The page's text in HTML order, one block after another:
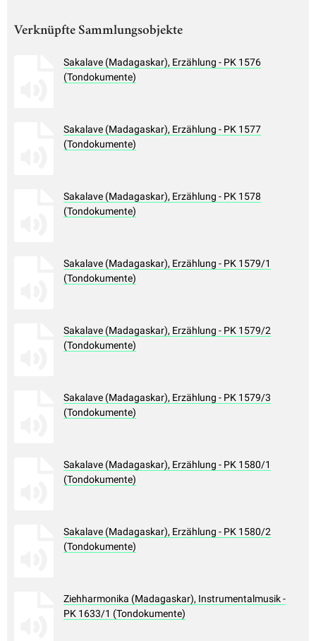
Verknüpfte Sammlungsobjekte
Sakalave (Madagaskar), Erzählung - PK 1576
(Tondokumente)
Sakalave (Madagaskar), Erzählung - PK 1577
(Tondokumente)
Sakalave (Madagaskar), Erzählung - PK 1578
(Tondokumente)
Sakalave (Madagaskar), Erzählung - PK 1579/1
(Tondokumente)
Sakalave (Madagaskar), Erzählung - PK 1579/2
(Tondokumente)
Sakalave (Madagaskar), Erzählung - PK 1579/3
(Tondokumente)
Sakalave (Madagaskar), Erzählung - PK 1580/1
(Tondokumente)
Sakalave (Madagaskar), Erzählung - PK 1580/2
(Tondokumente)
Ziehharmonika (Madagaskar), Instrumentalmusik -
PK 1633/1 (Tondokumente)